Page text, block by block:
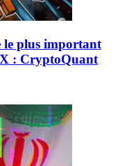
le plus important
: CryptoQuant